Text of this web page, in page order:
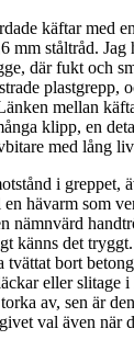
käftar med
mm ståltråd. Jag
där fukt och
plastgrepp,
mellan
klipp, en
med lång
i greppet,
hävarm som
nämnvärd
känns det
tvättat bort
eller slitage
av, sen är
val även när